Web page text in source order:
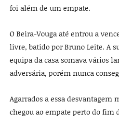
foi além de um empate.
O Beira-Vouga até entrou a
livre, batido por Bruno Leite. A
equipa da casa somava vários
adversária, porém nunca
Agarrados a essa
chegou ao empate perto do fim